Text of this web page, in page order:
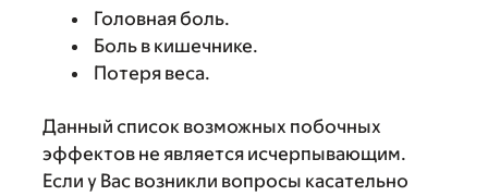
Головная боль.
Боль в кишечнике.
Потеря веса.
Данный список возможных побочных
эффектов не является исчерпывающим.
Если у Вас возникли вопросы касательно